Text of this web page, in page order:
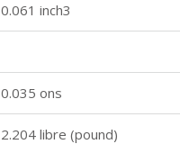
0.061 inch3
0.035 ons
2.204 libre (pound)